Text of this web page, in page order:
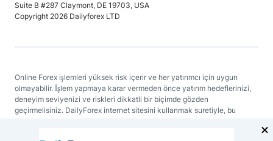
Suite B #287 Claymont, DE 19703, USA
Copyright 2026 Dailyforex LTD
Online Forex işlemleri yüksek risk içerir ve her yatırımcı için uygun
olmayabilir. İşlem yapmaya karar vermeden önce yatırım hedeflerinizi,
deneyim seviyenizi ve riskleri dikkatli bir biçimde gözden
geçirmelisiniz. DailyForex internet sitesini kullanmak suretiyle, bu